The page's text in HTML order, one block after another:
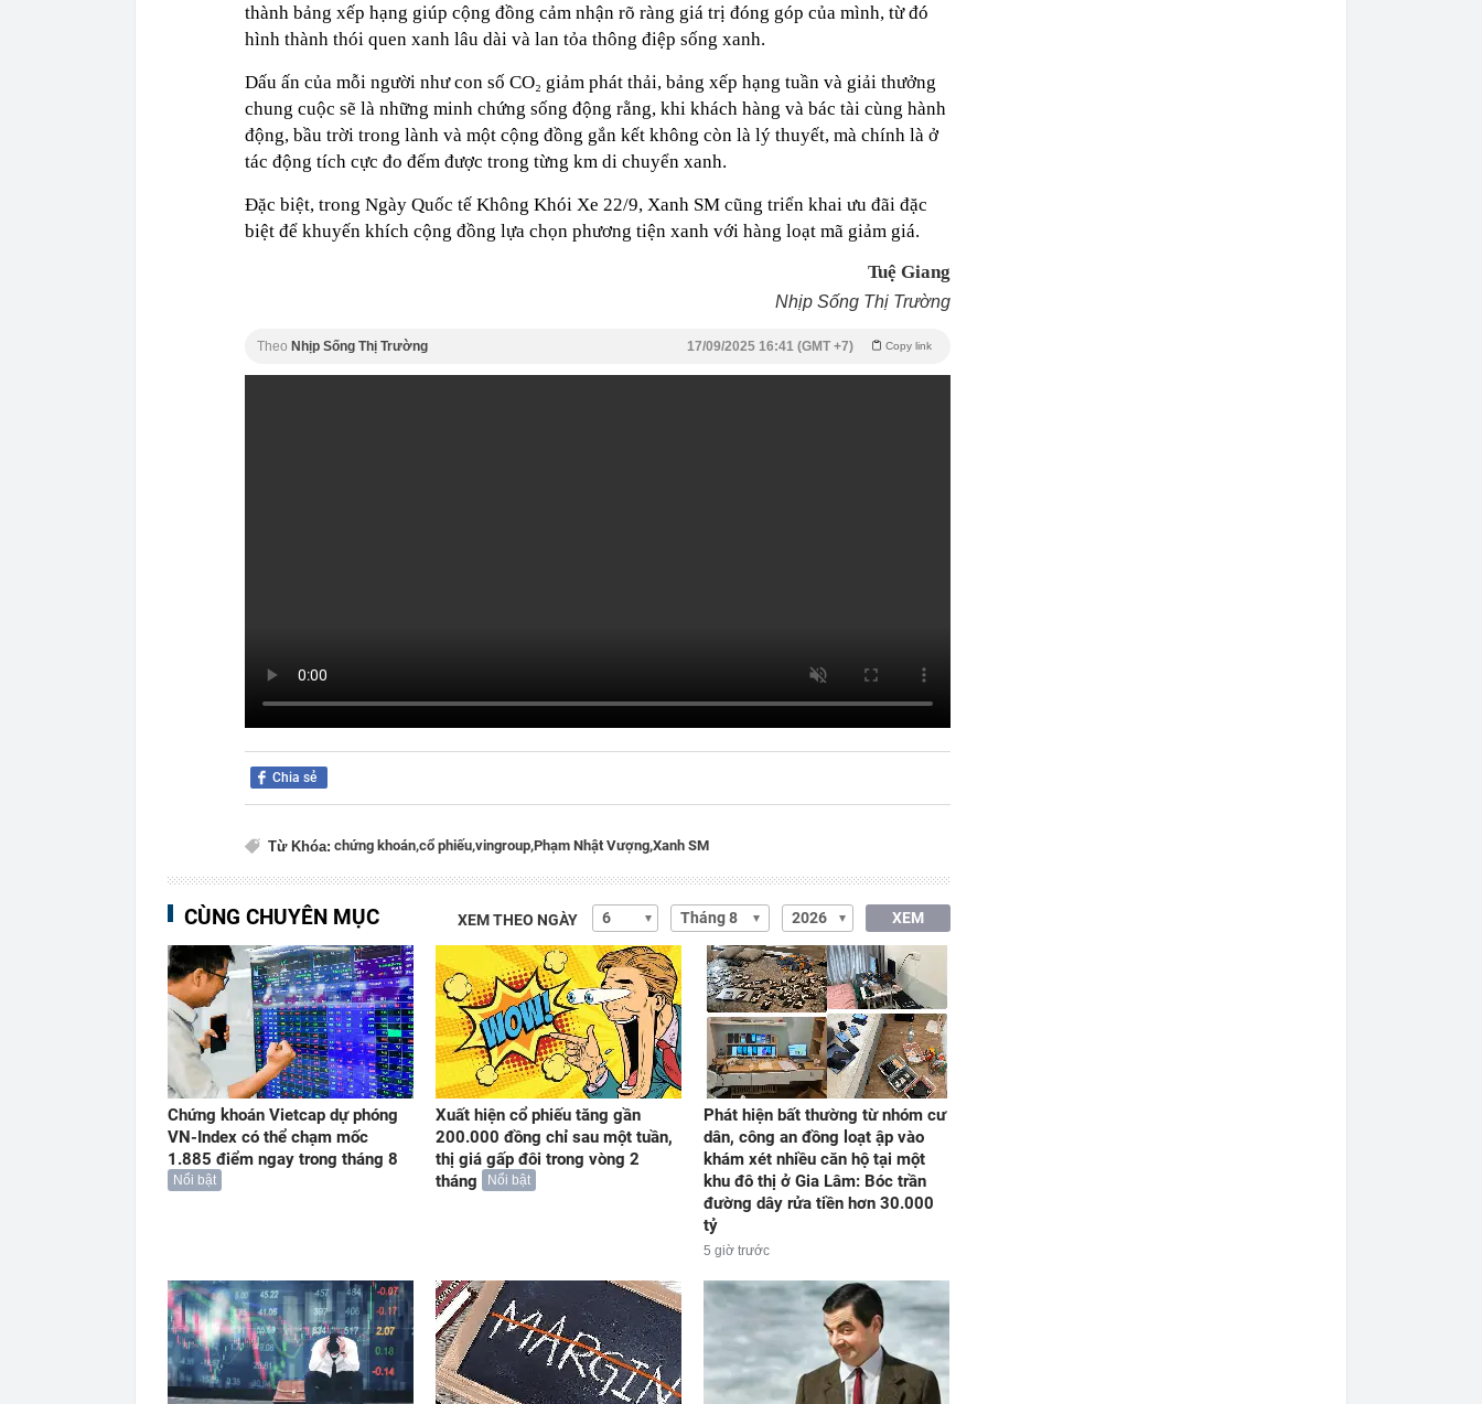
thành bảng xếp hạng giúp cộng đồng cảm nhận rõ ràng giá trị đóng góp của mình, từ đó
hình thành thói quen xanh lâu dài và lan tỏa thông điệp sống xanh.
Dấu ấn của mỗi người như con số CO₂ giảm phát thải, bảng xếp hạng tuần và giải thưởng
chung cuộc sẽ là những minh chứng sống động rằng, khi khách hàng và bác tài cùng hành
động, bầu trời trong lành và một cộng đồng gắn kết không còn là lý thuyết, mà chính là ở
tác động tích cực đo đếm được trong từng km di chuyển xanh.
Đặc biệt, trong Ngày Quốc tế Không Khói Xe 22/9, Xanh SM cũng triển khai ưu đãi đặc
biệt để khuyến khích cộng đồng lựa chọn phương tiện xanh với hàng loạt mã giảm giá.
Tuệ Giang
Nhịp Sống Thị Trường
Theo Nhịp Sống Thị Trường Copy link
17/09/2025 16:41 (GMT +7)
Chia sẻ
Từ Khóa: chứng khoán,cổ phiếu,vingroup,Phạm Nhật Vượng,Xanh SM
CÙNG CHUYÊN MỤC XEM THEO NGÀY XEM
Chứng khoán Vietcap dự phóng
VN-Index có thể chạm mốc
1.885 điểm ngay trong tháng 8
Nổi bật
Xuất hiện cổ phiếu tăng gần
200.000 đồng chỉ sau một tuần,
thị giá gấp đôi trong vòng 2
tháng
Nổi bật
Phát hiện bất thường từ nhóm cư
dân, công an đồng loạt ập vào
khám xét nhiều căn hộ tại một
khu đô thị ở Gia Lâm: Bóc trần
đường dây rửa tiền hơn 30.000
tỷ
5 giờ trước